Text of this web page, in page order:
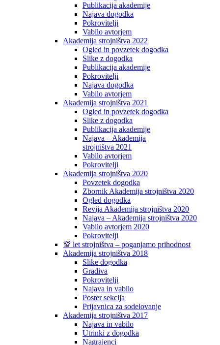
Publikacija akademije
Najava dogodka
Pokrovitelji
Vabilo avtorjem
Akademija strojništva 2022
Ogled in povzetek dogodka
Slike z dogodka
Publikacija akademije
Pokrovitelji
Najava dogodka
Vabilo avtorjem
Akademija strojništva 2021
Ogled in povzetek dogodka
Slike z dogodka
Publikacija akademije
Najava – Akademija
strojništva 2021
Vabilo avtorjem
Pokrovitelji
Akademija strojništva 2020
Povzetek dogodka
Zbornik Akademija strojništva 2020
Ogled dogodka
Revija Akademija strojništva 2020
Najava – Akademija strojništva 2020
Vabilo avtorjem 2020
Pokrovitelji
💯 let strojništva – poganjamo prihodnost
Akademija strojništva 2018
Slike dogodka
Gradiva
Pokrovitelji
Najava in vabilo
Poster sekcija
Prijavnica za sodelovanje
Akademija strojništva 2017
Najava in vabilo
Utrinki z dogodka
Nagrajenci